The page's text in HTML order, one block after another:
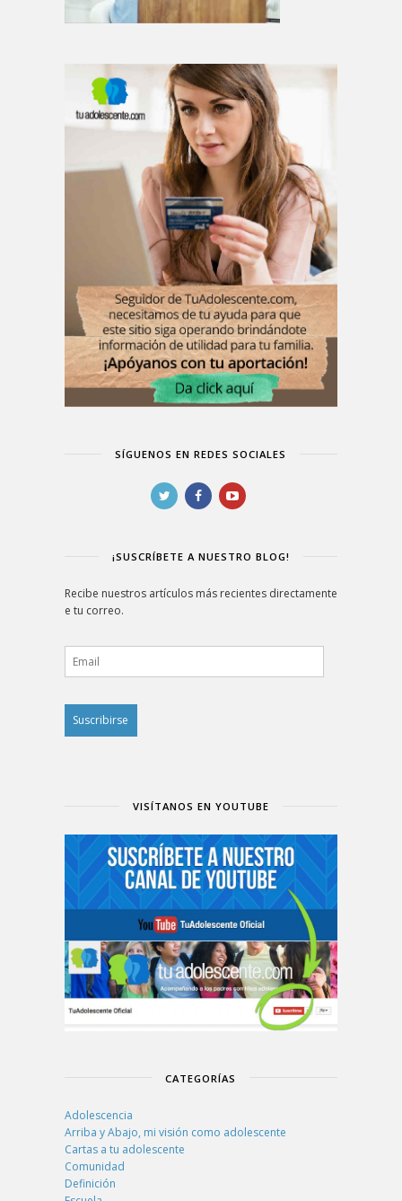
SÍGUENOS EN REDES SOCIALES
¡SUSCRÍBETE A NUESTRO BLOG!
Recibe nuestros artículos más recientes directamente
e tu correo.
VISÍTANOS EN YOUTUBE
CATEGORÍAS
Adolescencia
Arriba y Abajo, mi visión como adolescente
Cartas a tu adolescente
Comunidad
Definición